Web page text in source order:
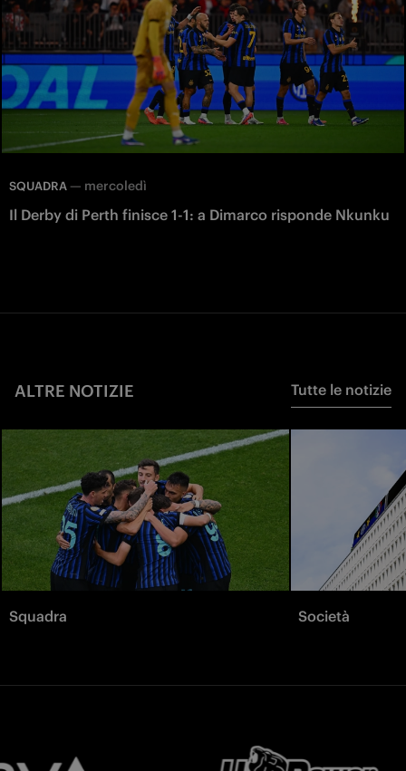
SQUADRA — mercoledì
Il Derby di Perth finisce 1-1: a Dimarco risponde Nkunku
ALTRE NOTIZIE Tutte le notizie
Squadra Società